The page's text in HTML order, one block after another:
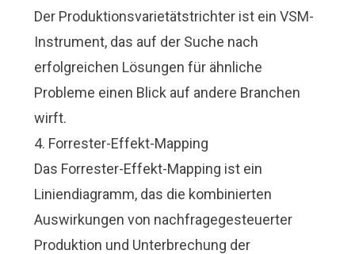
Der Produktionsvarietätstrichter ist ein VSM-
Instrument, das auf der Suche nach
erfolgreichen Lösungen für ähnliche
Probleme einen Blick auf andere Branchen
wirft.
4. Forrester-Effekt-Mapping
Das Forrester-Effekt-Mapping ist ein
Liniendiagramm, das die kombinierten
Auswirkungen von nachfragegesteuerter
Produktion und Unterbrechung der